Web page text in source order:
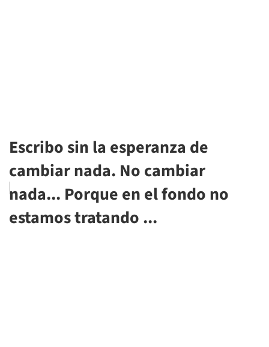
Escribo sin la esperanza de
cambiar nada. No cambiar
nada... Porque en el fondo no
estamos tratando ...